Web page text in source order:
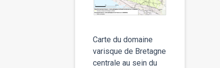
Carte du domaine
varisque de Bretagne
centrale au sein du